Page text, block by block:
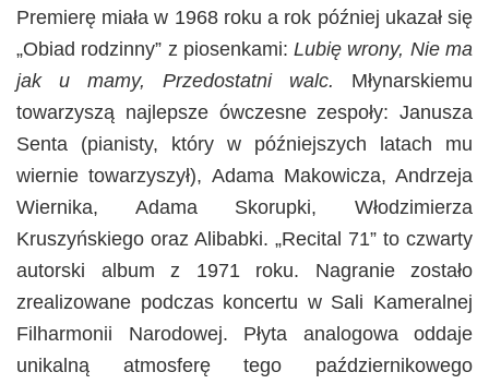
Premierę miała w 1968 roku a rok później ukazał się
„Obiad rodzinny” z piosenkami:Lubię wrony, Nie ma
jak u mamy, Przedostatni walc. Młynarskiemu
towarzyszą najlepsze ówczesne zespoły: Janusza
Senta (pianisty, który w późniejszych latach mu
wiernie towarzyszył), Adama Makowicza, Andrzeja
Wiernika, Adama Skorupki, Włodzimierza
Kruszyńskiego oraz Alibabki. „Recital 71” to czwarty
autorski album z 1971 roku. Nagranie zostało
zrealizowane podczas koncertu w Sali Kameralnej
Filharmonii Narodowej. Płyta analogowa oddaje
unikalną atmosferę tego październikowego